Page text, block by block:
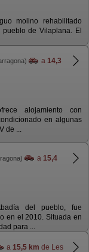
molino rehabilitado
de Vilaplana. El
a 14,3
alojamiento con
en algunas
de ...
a 15,4
del pueblo, fue
en el 2010. Situada en
para ...
a 15,5 km de Les